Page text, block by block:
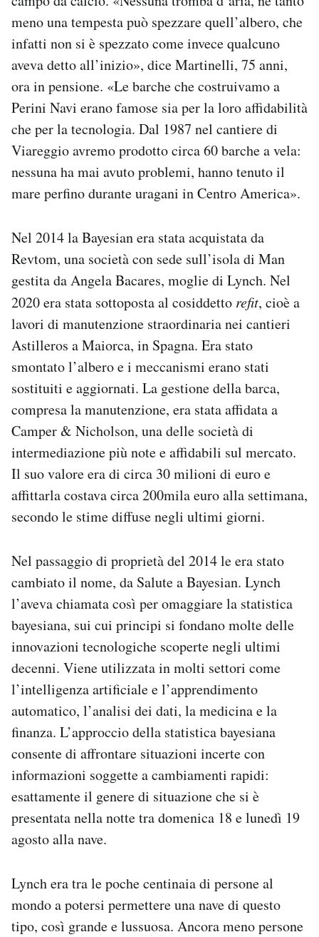
meno una tempesta può spezzare quell’albero, che
infatti non si è spezzato come invece qualcuno
aveva detto all’inizio», dice Martinelli, 75 anni,
ora in pensione. «Le barche che costruivamo a
Perini Navi erano famose sia per la loro affidabilità
che per la tecnologia. Dal 1987 nel cantiere di
Viareggio avremo prodotto circa 60 barche a vela:
nessuna ha mai avuto problemi, hanno tenuto il
mare perfino durante uragani in Centro America».
Nel 2014 la Bayesian era stata acquistata da
Revtom, una società con sede sull’isola di Man
gestita da Angela Bacares, moglie di Lynch. Nel
2020 era stata sottoposta al cosiddetto refit, cioè a
lavori di manutenzione straordinaria nei cantieri
Astilleros a Maiorca, in Spagna. Era stato
smontato l’albero e i meccanismi erano stati
sostituiti e aggiornati. La gestione della barca,
compresa la manutenzione, era stata affidata a
Camper & Nicholson, una delle società di
intermediazione più note e affidabili sul mercato.
Il suo valore era di circa 30 milioni di euro e
affittarla costava circa 200mila euro alla settimana,
secondo le stime diffuse negli ultimi giorni.
Nel passaggio di proprietà del 2014 le era stato
cambiato il nome, da Salute a Bayesian. Lynch
l’aveva chiamata così per omaggiare la statistica
bayesiana, sui cui principi si fondano molte delle
innovazioni tecnologiche scoperte negli ultimi
decenni. Viene utilizzata in molti settori come
l’intelligenza artificiale e l’apprendimento
automatico, l’analisi dei dati, la medicina e la
finanza. L’approccio della statistica bayesiana
consente di affrontare situazioni incerte con
informazioni soggette a cambiamenti rapidi:
esattamente il genere di situazione che si è
presentata nella notte tra domenica 18 e lunedì 19
agosto alla nave.
Lynch era tra le poche centinaia di persone al
mondo a potersi permettere una nave di questo
tipo, così grande e lussuosa. Ancora meno persone